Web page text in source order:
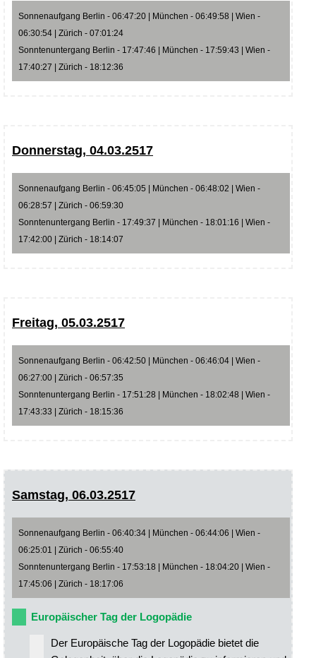
Sonnenaufgang Berlin - 06:47:20 | München - 06:49:58 | Wien -
06:30:54 | Zürich - 07:01:24
Sonntenuntergang Berlin - 17:47:46 | München - 17:59:43 | Wien -
17:40:27 | Zürich - 18:12:36
Donnerstag, 04.03.2517
Sonnenaufgang Berlin - 06:45:05 | München - 06:48:02 | Wien -
06:28:57 | Zürich - 06:59:30
Sonntenuntergang Berlin - 17:49:37 | München - 18:01:16 | Wien -
17:42:00 | Zürich - 18:14:07
Freitag, 05.03.2517
Sonnenaufgang Berlin - 06:42:50 | München - 06:46:04 | Wien -
06:27:00 | Zürich - 06:57:35
Sonntenuntergang Berlin - 17:51:28 | München - 18:02:48 | Wien -
17:43:33 | Zürich - 18:15:36
Samstag, 06.03.2517
Sonnenaufgang Berlin - 06:40:34 | München - 06:44:06 | Wien -
06:25:01 | Zürich - 06:55:40
Sonntenuntergang Berlin - 17:53:18 | München - 18:04:20 | Wien -
17:45:06 | Zürich - 18:17:06
Europäischer Tag der Logopädie
Der Europäische Tag der Logopädie bietet die